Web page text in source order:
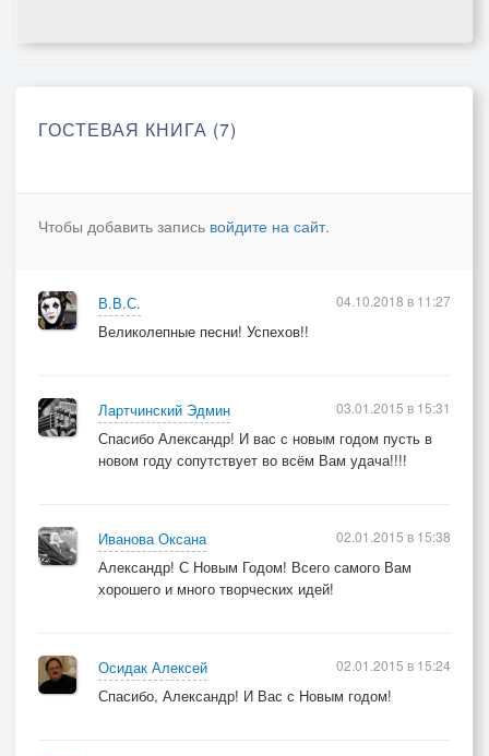
ГОСТЕВАЯ КНИГА (7)
Чтобы добавить запись войдите на сайт.
В.В.С.
Великолепные песни! Успехов!!
04.10.2018 в 11:27
Лартчинский Эдмин
Спасибо Александр! И вас с новым годом пусть в
новом году сопутствует во всём Вам удача!!!!
03.01.2015 в 15:31
Иванова Оксана
Александр! С Новым Годом! Всего самого Вам
хорошего и много творческих идей!
02.01.2015 в 15:38
Осидак Алексей
Спасибо, Александр! И Вас с Новым годом!
02.01.2015 в 15:24